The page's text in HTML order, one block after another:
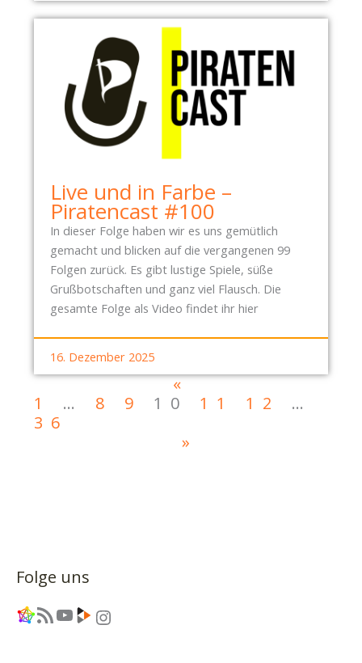
Live und in Farbe –
Piratencast #100
In dieser Folge haben wir es uns gemütlich
gemacht und blicken auf die vergangenen 99
Folgen zurück. Es gibt lustige Spiele, süße
Grußbotschaften und ganz viel Flausch. Die
gesamte Folge als Video findet ihr hier
16. Dezember 2025
«
1
… 8 9 10 11 12
…
36
»
Folge uns
Link RSS-Feed YouTube Link Instagram